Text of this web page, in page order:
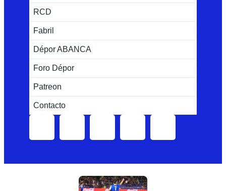
RCD
Fabril
Dépor ABANCA
Foro Dépor
Patreon
Contacto